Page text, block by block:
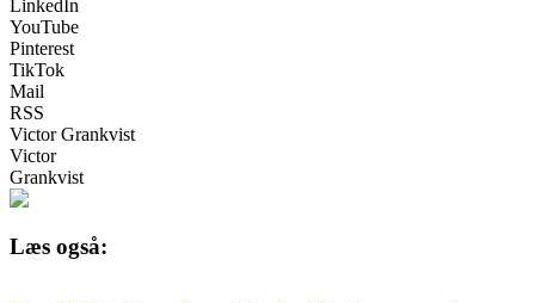
LinkedIn
YouTube
Pinterest
TikTok
Mail
RSS
Victor Grankvist
Victor
Grankvist
Læs også: